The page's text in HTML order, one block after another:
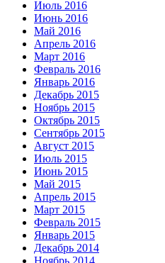
Июль 2016
Июнь 2016
Май 2016
Апрель 2016
Март 2016
Февраль 2016
Январь 2016
Декабрь 2015
Ноябрь 2015
Октябрь 2015
Сентябрь 2015
Август 2015
Июль 2015
Июнь 2015
Май 2015
Апрель 2015
Март 2015
Февраль 2015
Январь 2015
Декабрь 2014
Ноябрь 2014